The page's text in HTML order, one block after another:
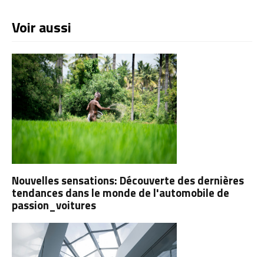
Voir aussi
Nouvelles sensations: Découverte des dernières
tendances dans le monde de l'automobile de
passion_voitures